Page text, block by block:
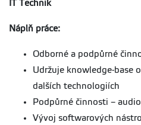
IT Technik
Náplň práce:
Odborné a podpůrné
Udržuje knowledge-base
dalších technologiích
Podpůrné činnosti –
Vývoj softwarových